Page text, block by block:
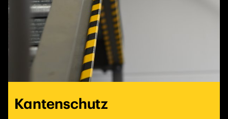
Kantenschutz